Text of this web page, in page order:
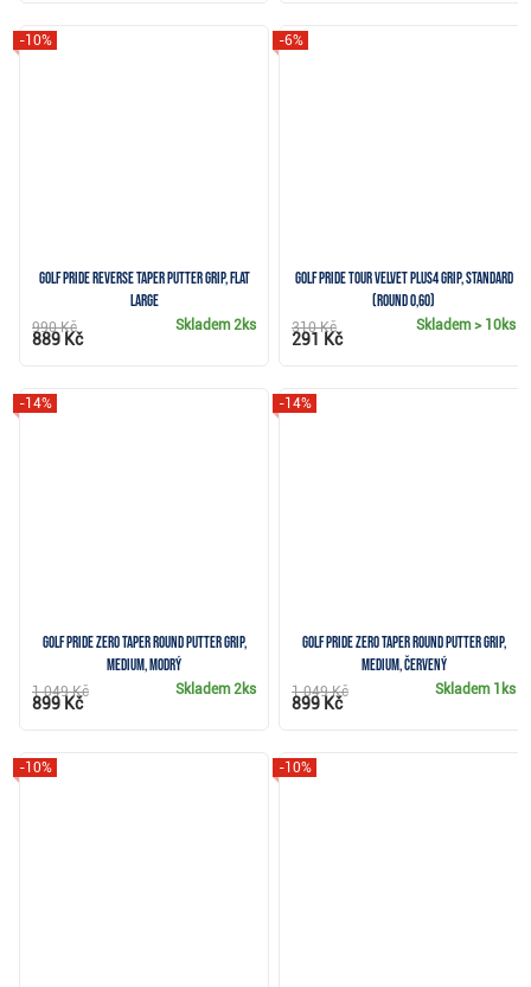
Golf Pride Reverse Taper putter grip, Flat
Large
-10%
Skladem2ks
990 Kč
889 Kč
Golf Pride Tour Velvet PLUS4 grip, Standard
(Round 0,60)
-6%
Skladem> 10ks
310 Kč
291 Kč
Golf Pride Zero Taper Round putter grip,
Medium, modrý
-14%
Skladem 2ks
1 049 Kč
899 Kč
Golf Pride Zero Taper Round putter grip,
Medium, červený
-14%
Skladem 1ks
1 049 Kč
899 Kč
-10% -10%